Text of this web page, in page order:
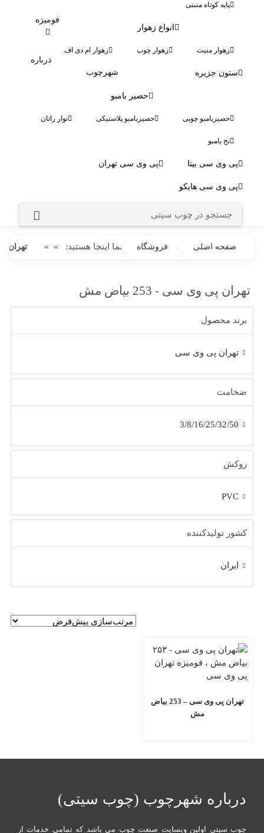
پایه کوتاه منبتی
انواع زهوار
زهوار منبت زهوار چوب زهوار ام دی اف
ستون جزیره
حصیر بامبو
حصیربامبو چوبی حصیربامبو پلاستیکی نوار راتان
نخ بامبو
فومیزه
پی وی سی بیتا پی وی سی تهران
پی وی سی هایکو
درباره
شهرچوب
شما اینجا هستید: صفحه اصلی » فروشگاه » تهران پی
تهران پی وی سی - 253 بیاض مش
برند محصول
تهران پی وی سی
ضخامت
3/8/16/25/32/50
روکش
PVC
کشور تولیدکننده
ایران
تهران پی وی سی – 253 بیاض
مش
درباره شهرچوب (چوب سیتی)
چوب سیتی اولین وبسایت صنعت چوب می باشد که تمامی خدمات از